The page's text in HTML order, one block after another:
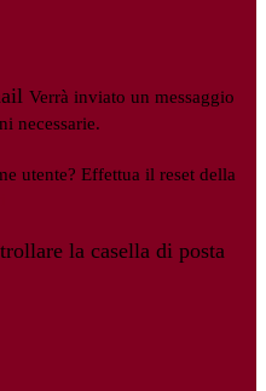
Verrà inviato un messaggio
necessarie.
utente? Effettua il reset della
la casella di posta